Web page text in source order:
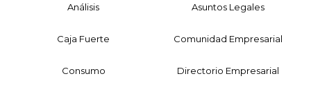
Análisis Asuntos Legales
Caja Fuerte Comunidad Empresarial
Consumo Directorio Empresarial